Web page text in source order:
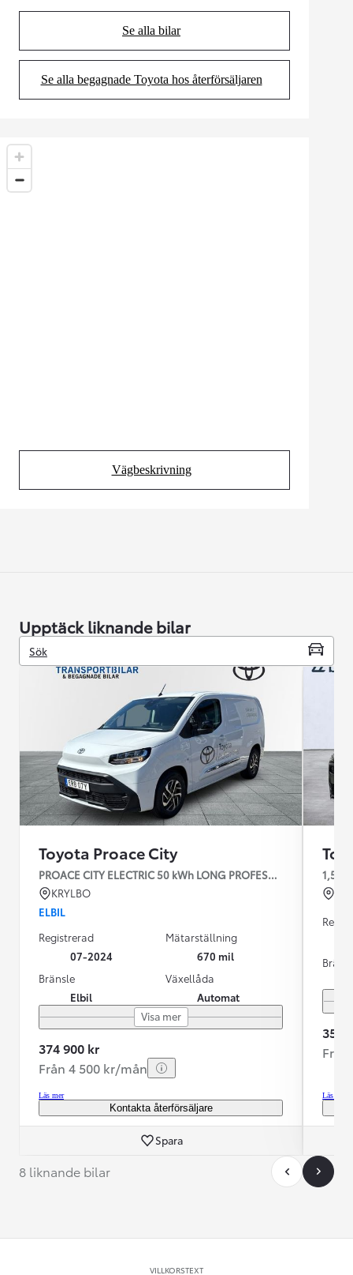
Se alla bilar
(Opens in new tab)
Se alla begagnade Toyota hos återförsäljaren
(Opens in new tab)
Vägbeskrivning
(Opens in new tab)
Upptäck liknande bilar
Sök
Toyota Proace City
PROACE CITY ELECTRIC 50 kWh LONG PROFESSIONAL V-Hjul
KRYLBO
ELBIL
Registrerad
07-2024
Mätarställning
670 mil
Bränsle
Elbil
Växellåda
Automat
Visa mer
374 900 kr
Från 4 500 kr/mån
Läs mer
Kontakta återförsäljare
Spara
1,5D
359
Läs mer
8 liknande bilar
VILLKORSTEXT